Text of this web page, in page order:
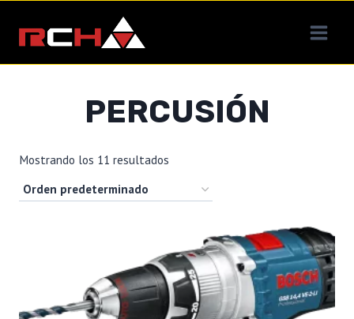
contenido
PERCUSIÓN
Mostrando los 11 resultados